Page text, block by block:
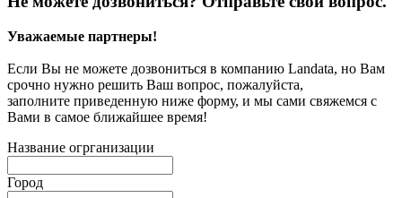
Уважаемые партнеры!
Если Вы не можете дозвониться в компанию Landata, но Вам
срочно нужно решить Ваш вопрос, пожалуйста,
заполните приведенную ниже форму, и мы сами свяжемся с
Вами в самое ближайшее время!
Название огрганизации
Город